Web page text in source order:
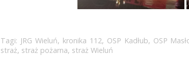
Tagi: JRG Wieluń, kronika 112, OSP Kadłub, OSP
straż, straż pożarna, straż Wieluń